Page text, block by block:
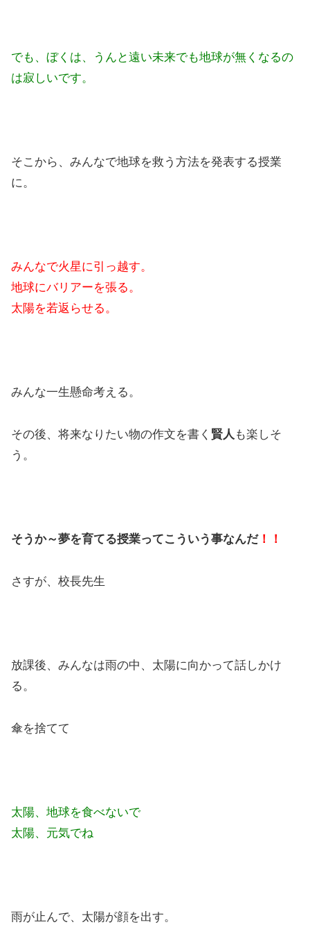
でも、ぼくは、うんと遠い未来でも地球が無くなるの
は寂しいです。
そこから、みんなで地球を救う方法を発表する授業
に。
みんなで火星に引っ越す。
地球にバリアーを張る。
太陽を若返らせる。
みんな一生懸命考える。
その後、将来なりたい物の作文を書く 賢人 も楽しそ
う。
そうか～夢を育てる授業ってこういう事なんだ！！
さすが、校長先生
放課後、みんなは雨の中、太陽に向かって話しかけ
る。
傘を捨てて
太陽、地球を食べないで
太陽、元気でね
雨が止んで、太陽が顔を出す。